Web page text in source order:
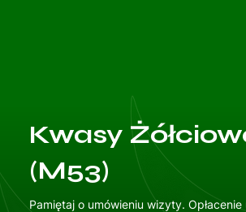
Kwasy
(M53)
Pamiętaj o umówieniu wizyty. Opłacenie